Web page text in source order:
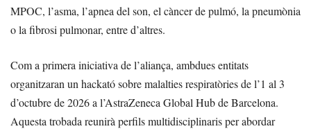
MPOC, l’asma, l’apnea del son, el càncer de pulmó, la pneumònia
o la fibrosi pulmonar, entre d’altres.
Com a primera iniciativa de l’aliança, ambdues entitats
organitzaran un hackató sobre malalties respiratòries de l’1 al 3
d’octubre de 2026 a l’AstraZeneca Global Hub de Barcelona.
Aquesta trobada reunirà perfils multidisciplinaris per abordar